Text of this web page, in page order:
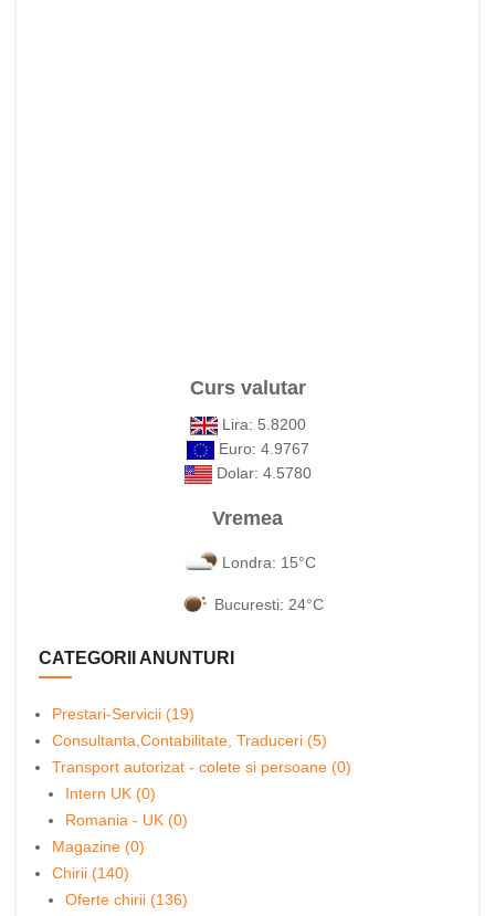
Curs valutar
Lira: 5.8200
Euro: 4.9767
Dolar: 4.5780
Vremea
Londra: 15°C
Bucuresti: 24°C
CATEGORII ANUNTURI
Prestari-Servicii (19)
Consultanta,Contabilitate, Traduceri (5)
Transport autorizat - colete si persoane (0)
Intern UK (0)
Romania - UK (0)
Magazine (0)
Chirii (140)
Oferte chirii (136)